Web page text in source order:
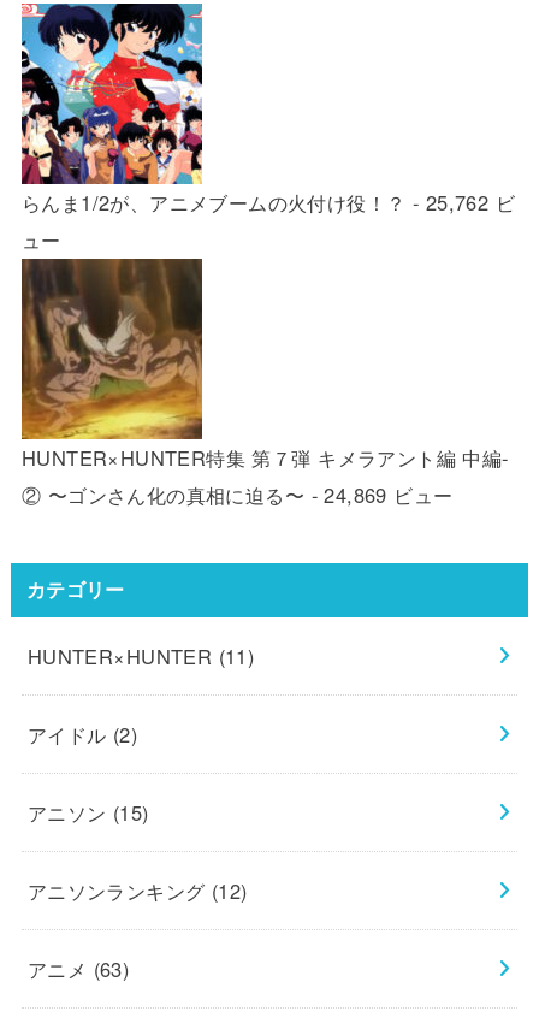
らんま1/2が、アニメブームの火付け役！？ - 25,762 ビ
ュー
HUNTER×HUNTER特集 第７弾 キメラアント編 中編-
② 〜ゴンさん化の真相に迫る〜 - 24,869 ビュー
カテゴリー
HUNTER×HUNTER (11)
アイドル (2)
アニソン (15)
アニソンランキング (12)
アニメ (63)